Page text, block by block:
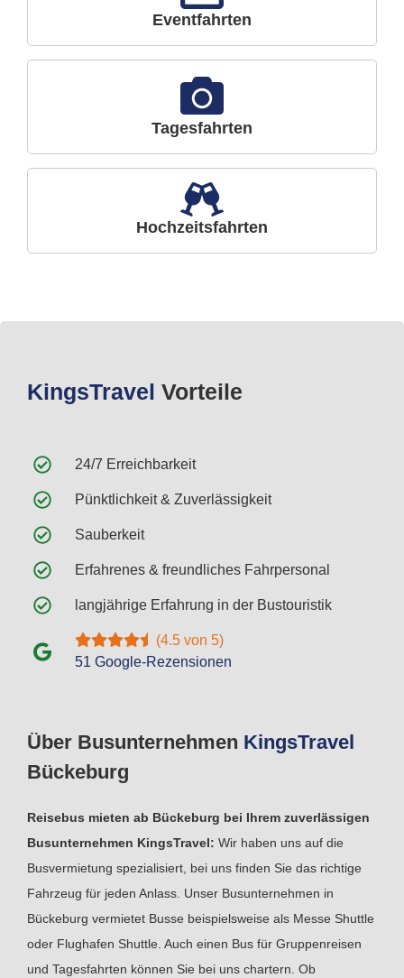
Eventfahrten
Tagesfahrten
Hochzeitsfahrten
Über Busunternehmen KingsTravel
Bückeburg
Reisebus mieten ab Bückeburg bei Ihrem zuverlässigen
Busunternehmen KingsTravel: Wir haben uns auf die
Busvermietung spezialisiert, bei uns finden Sie das richtige
Fahrzeug für jeden Anlass. Unser Busunternehmen in
Bückeburg vermietet Busse beispielsweise als Messe Shuttle
oder Flughafen Shuttle. Auch einen Bus für Gruppenreisen
und Tagesfahrten können Sie bei uns chartern. Ob
KingsTravel Vorteile
24/7 Erreichbarkeit
Pünktlichkeit & Zuverlässigkeit
Sauberkeit
Erfahrenes & freundliches Fahrpersonal
langjährige Erfahrung in der Bustouristik
(4.5 von 5)
51 Google-Rezensionen